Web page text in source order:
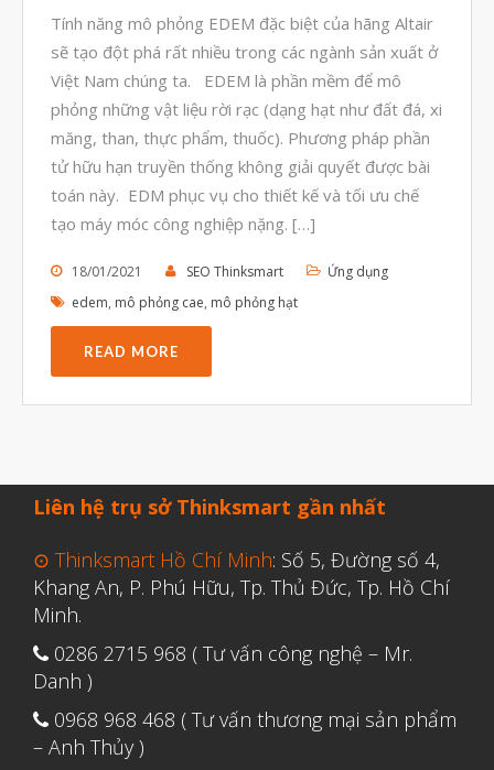
Tháng Tư 2020
Tháng Ba 2020
Tháng Hai 2020
Tháng Một 2020
Tháng Mười Hai 2019
Tháng Mười Một 2019
Tháng Mười 2019
Tháng Chín 2019
Tháng Tư 2019
Aerospace
Fuse 1
Tính năng mô phỏng EDEM đặc biệt của hãng Altair
sẽ tạo đột phá rất nhiều trong các ngành sản xuất ở
Việt Nam chúng ta. EDEM là phần mềm để mô
phỏng những vật liệu rời rạc (dạng hạt như đất đá, xi
măng, than, thực phẩm, thuốc). Phương pháp phần
tử hữu hạn truyền thống không giải quyết được bài
toán này. EDM phục vụ cho thiết kế và tối ưu chế
tạo máy móc công nghiệp nặng. […]
18/01/2021 SEO Thinksmart
Ứng dụng
edem, mô phỏng cae, mô phỏng hạt
READ MORE
Liên hệ trụ sở Thinksmart gần nhất
⊙ Thinksmart Hồ Chí Minh: Số 5, Đường số 4,
Khang An, P. Phú Hữu, Tp. Thủ Đức, Tp. Hồ Chí
Minh.
0286 2715 968 ( Tư vấn công nghệ – Mr.
Danh )
0968 968 468 ( Tư vấn thương mại sản phẩm
– Anh Thủy )